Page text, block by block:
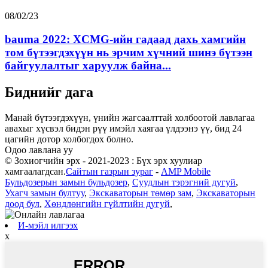
08/02/23
bauma 2022: XCMG-ийн гадаад дахь хамгийн
том бүтээгдэхүүн нь эрчим хүчний шинэ бүтээн
байгуулалтыг харуулж байна...
Биднийг дага
Манай бүтээгдэхүүн, үнийн жагсаалттай холбоотой лавлагаа
авахыг хүсвэл бидэн рүү имэйл хаягаа үлдээнэ үү, бид 24
цагийн дотор холбогдох болно.
Одоо лавлана уу
© Зохиогчийн эрх - 2021-2023 : Бүх эрх хуулиар
хамгаалагдсан.Сайтын газрын зураг - AMP Mobile
Бульдозерын замын бульдозер, Суудлын тэрэгний дугуй,
Ухагч замын бултуу, Экскаваторын төмөр зам, Экскаваторын
доод бул, Хөндлөнгийн гүйлтийн дугуй,
И-мэйл илгээх
x